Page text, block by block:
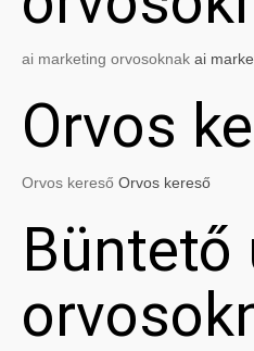
ai marketing orvosoknak ai
Orvos
Orvos kereső Orvos kereső
Büntető